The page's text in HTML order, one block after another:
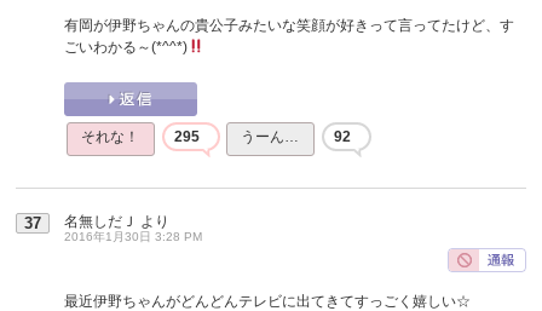
有岡が伊野ちゃんの貴公子みたいな笑顔が好きって言ってたけど、す
ごいわかる～(*^^*)
それな！ 295 うーん… 92
37 名無しだＪ より
2016年1月30日 3:28 PM
最近伊野ちゃんがどんどんテレビに出てきてすっごく嬉しい☆